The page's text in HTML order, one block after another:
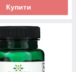
Купити